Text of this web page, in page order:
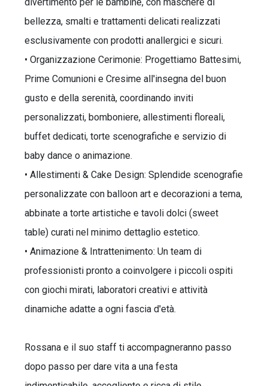
bellezza, smalti e trattamenti delicati realizzati
esclusivamente con prodotti anallergici e sicuri.
• Organizzazione Cerimonie: Progettiamo Battesimi,
Prime Comunioni e Cresime all'insegna del buon
gusto e della serenità, coordinando inviti
personalizzati, bomboniere, allestimenti floreali,
buffet dedicati, torte scenografiche e servizio di
baby dance o animazione.
• Allestimenti & Cake Design: Splendide scenografie
personalizzate con balloon art e decorazioni a tema,
abbinate a torte artistiche e tavoli dolci (sweet
table) curati nel minimo dettaglio estetico.
• Animazione & Intrattenimento: Un team di
professionisti pronto a coinvolgere i piccoli ospiti
con giochi mirati, laboratori creativi e attività
dinamiche adatte a ogni fascia d'età.
Rossana e il suo staff ti accompagneranno passo
dopo passo per dare vita a una festa